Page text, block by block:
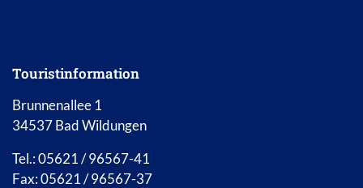
Touristinformation
Brunnenallee 1
34537 Bad Wildungen
Tel.: 05621 / 96567-41
Fax: 05621 / 96567-37